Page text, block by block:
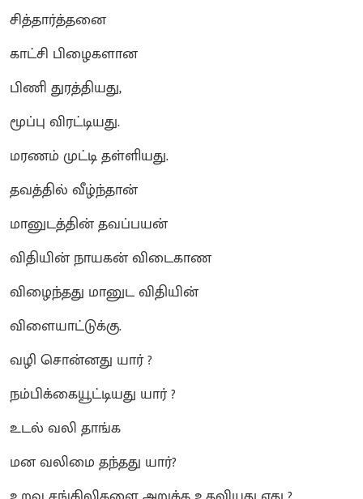
சித்தார்த்தனை
காட்சி பிழைகளான
பிணி துரத்தியது,
மூப்பு விரட்டியது.
மரணம் முட்டி தள்ளியது.
தவத்தில் வீழ்ந்தான்
மானுடத்தின் தவப்பயன்
விதியின் நாயகன் விடைகாண
விழைந்தது மானுட விதியின்
விளையாட்டுக்கு.
வழி சொன்னது யார் ?
நம்பிக்கையூட்டியது யார் ?
உடல் வலி தாங்க
மன வலிமை தந்தது யார்?